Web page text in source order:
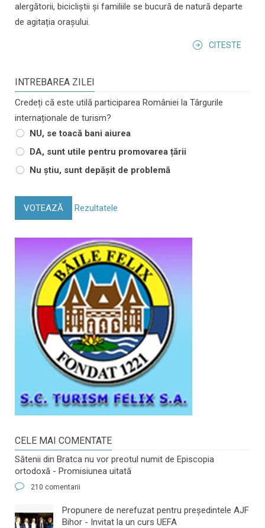
alergătorii, bicicliștii și familiile se bucură de natură departe
de agitația orașului.
CITESTE
INTREBAREA ZILEI
Credeți că este utilă participarea României la Târgurile
internaționale de turism?
NU, se toacă bani aiurea
DA, sunt utile pentru promovarea țării
Nu știu, sunt depășit de problemă
VOTEAZĂ Rezultatele
CELE MAI COMENTATE
Sătenii din Bratca nu vor preotul numit de Episcopia
ortodoxă - Promisiunea uitată
210 comentarii
​Propunere de nerefuzat pentru preşedintele AJF
Bihor - Invitat la un curs UEFA